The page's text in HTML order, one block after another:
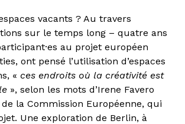
vacants ? Au travers
sur le temps long – quatre ans
au projet européen
ont pensé l’utilisation d’espaces
« ces endroits où la créativité est
», selon les mots d’Irene Favero
la Commission Européenne, qui
Une exploration de Berlin, à